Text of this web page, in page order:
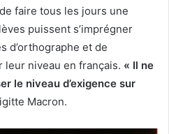
faire tous les jours une
puissent s’imprégner
d’orthographe et de
leur niveau en français. « Il ne
le niveau d’exigence sur
Macron.